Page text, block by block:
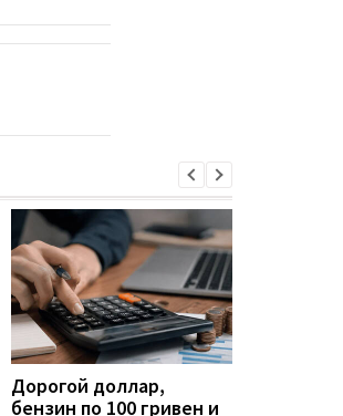
Дорогой доллар,
бензин по 100 гривен и